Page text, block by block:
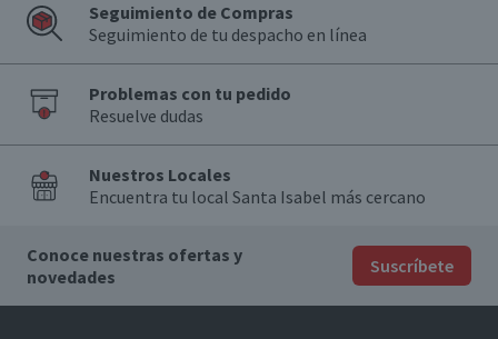
Seguimiento de Compras
Seguimiento de tu despacho en línea
Problemas con tu pedido
Resuelve dudas
Nuestros Locales
Encuentra tu local Santa Isabel más cercano
Conoce nuestras ofertas y
novedades
Suscríbete